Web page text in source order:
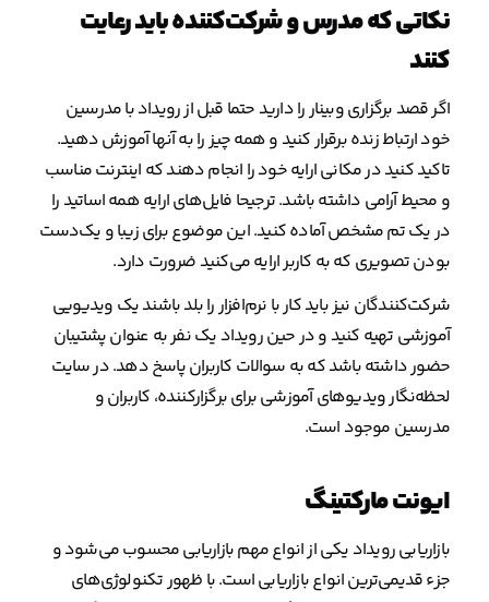
نکاتی که مدرس و شرکت‌کننده باید رعایت
کنند
اگر قصد برگزاری وبینار را دارید حتما قبل از رویداد با مدرسین
خود ارتباط زنده برقرار کنید و همه چیز را به آنها آموزش دهید.
تاکید کنید در مکانی ارایه خود را انجام دهند که اینترنت مناسب
و محیط آرامی داشته باشد. ترجیحا فایل‌های ارایه همه اساتید را
در یک تم مشخص آماده کنید. این موضوع برای زیبا و یک‌دست
بودن تصویری که به کاربر ارایه می‌کنید ضرورت دارد.
شرکت‌کنندگان نیز باید کار با نرم‌افزار را بلد باشند یک ویدیویی
آموزشی تهیه کنید و در حین رویداد یک نفر به عنوان پشتیبان
حضور داشته باشد که به سوالات کاربران پاسخ دهد. در سایت
لحظه‌نگار ویدیوهای آموزشی برای برگزارکننده، کاربران و
مدرسین موجود است.
ایونت مارکتینگ
بازاریابی رویداد یکی از انواع مهم بازاریابی محسوب می‌شود و
جزء قدیمی‌ترین انواع بازاریابی است. با ظهور تکنولوژی‌های